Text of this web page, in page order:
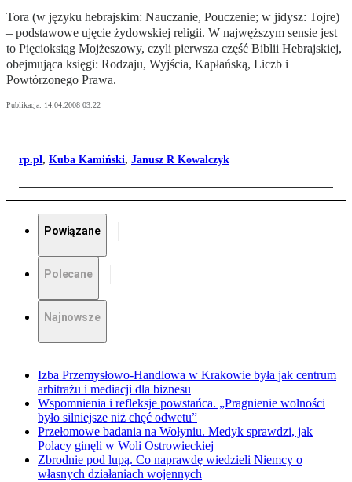
Tora (w języku hebrajskim: Nauczanie, Pouczenie; w jidysz: Tojre)
– podstawowe ujęcie żydowskiej religii. W najwęższym sensie jest
to Pięcioksiąg Mojżeszowy, czyli pierwsza część Biblii Hebrajskiej,
obejmująca księgi: Rodzaju, Wyjścia, Kapłańską, Liczb i
Powtórzonego Prawa.
Publikacja: 14.04.2008 03:22
rp.pl, Kuba Kamiński, Janusz R Kowalczyk
Powiązane
Polecane
Najnowsze
Izba Przemysłowo-Handlowa w Krakowie była jak centrum
arbitrażu i mediacji dla biznesu
Wspomnienia i refleksje powstańca. „Pragnienie wolności
było silniejsze niż chęć odwetu”
Przełomowe badania na Wołyniu. Medyk sprawdzi, jak
Polacy ginęli w Woli Ostrowieckiej
Zbrodnie pod lupą. Co naprawdę wiedzieli Niemcy o
własnych działaniach wojennych